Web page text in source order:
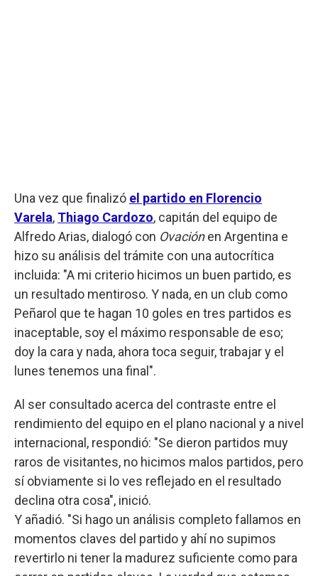
Una vez que finalizó el partido en Florencio
Varela, Thiago Cardozo, capitán del equipo de
Alfredo Arias, dialogó con Ovaciónen Argentina e
hizo su análisis del trámite con una autocrítica
incluida: "A mi criterio hicimos un buen partido, es
un resultado mentiroso. Y nada, en un club como
Peñarol que te hagan 10 goles en tres partidos es
inaceptable, soy el máximo responsable de eso;
doy la cara y nada, ahora toca seguir, trabajar y el
lunes tenemos una final".
Al ser consultado acerca del contraste entre el
rendimiento del equipo en el plano nacional y a nivel
internacional, respondió: "Se dieron partidos muy
raros de visitantes, no hicimos malos partidos, pero
sí obviamente si lo ves reflejado en el resultado
declina otra cosa", inició.
Y añadió. "Si hago un análisis completo fallamos en
momentos claves del partido y ahí no supimos
revertirlo ni tener la madurez suficiente como para